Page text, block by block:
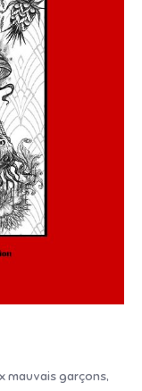
mauvais garçons,